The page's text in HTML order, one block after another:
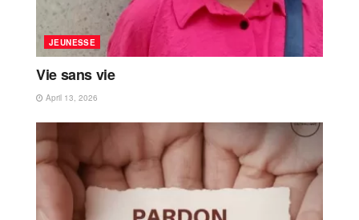
JEUNESSE
Vie sans vie
April 13, 2026